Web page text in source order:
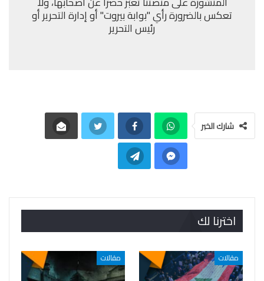
تعكس بالضرورة رأي "بوابة بيروت" أو إدارة التحرير أو
رئيس التحرير
شارك الخبر
اخترنا لك
مقالات مقالات